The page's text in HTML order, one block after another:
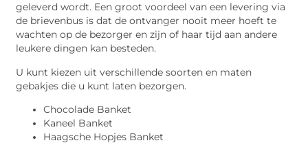
geleverd wordt. Een groot voordeel van een levering via
de brievenbus is dat de ontvanger nooit meer hoeft te
wachten op de bezorger en zijn of haar tijd aan andere
leukere dingen kan besteden.
U kunt kiezen uit verschillende soorten en maten
gebakjes die u kunt laten bezorgen.
Chocolade Banket
Kaneel Banket
Haagsche Hopjes Banket